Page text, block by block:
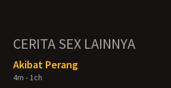
CERITA SEX LAINNYA
Akibat Perang
4m - 1ch